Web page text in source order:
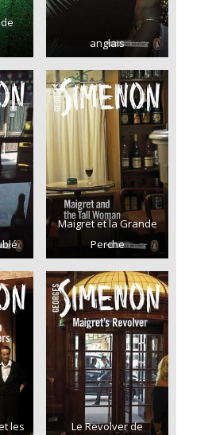
anglais
Maigret et la Grande
Perche
les
Le Revolver de